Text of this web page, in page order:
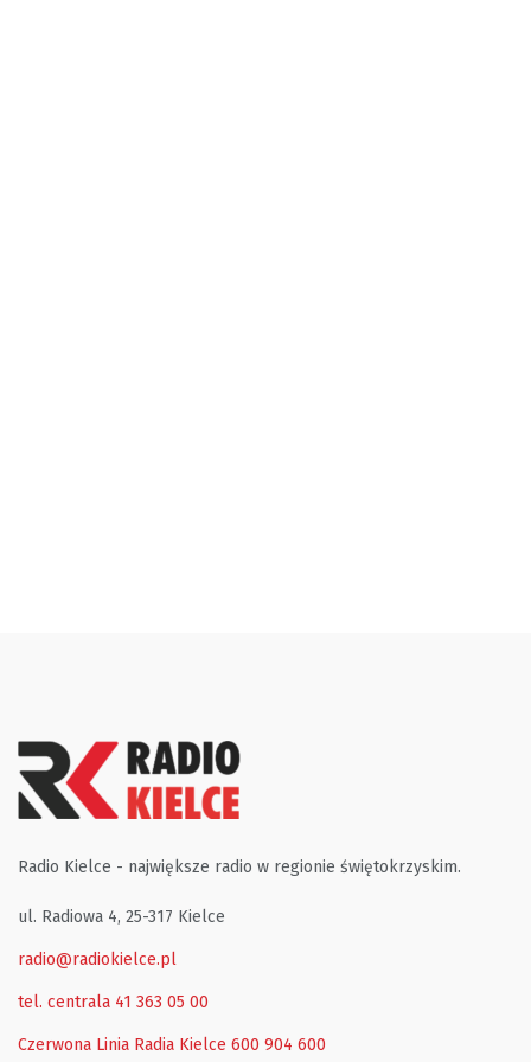
Radio Kielce - największe radio w regionie świętokrzyskim.
ul. Radiowa 4, 25-317 Kielce
radio@radiokielce.pl
tel. centrala 41 363 05 00
Czerwona Linia Radia Kielce 600 904 600